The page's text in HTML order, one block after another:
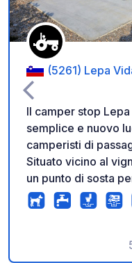
(5261) Lepa
Il camper stop
semplice e nuovo
camperisti di
Situato vicino al
un punto di sosta
amanti del vino e
desiderosi di
vinificazione della